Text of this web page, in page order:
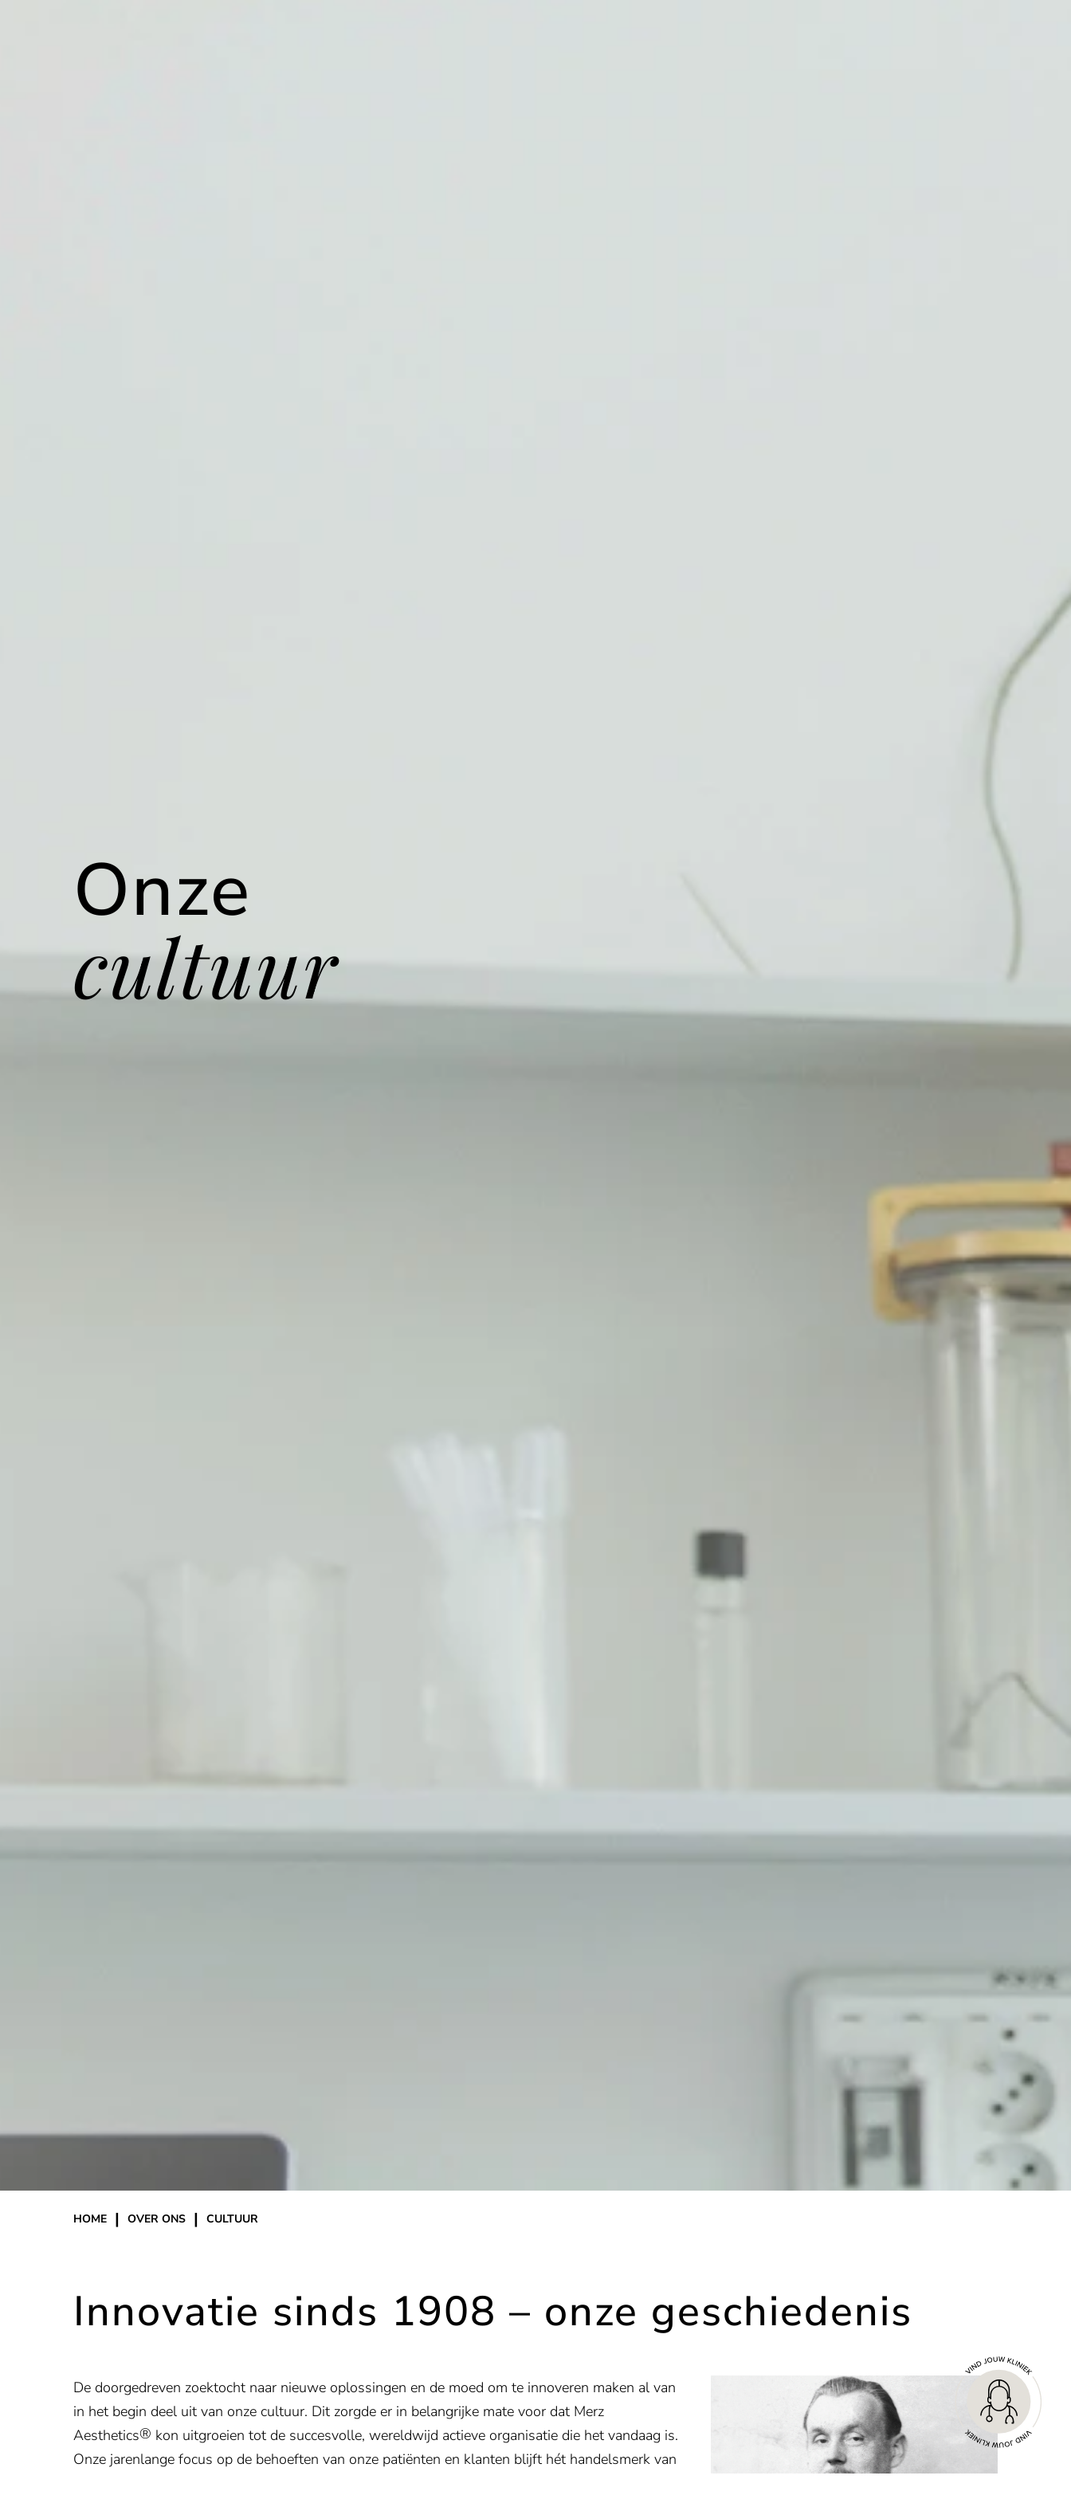
Onze
cultuur
HOME | OVER ONS | CULTUUR
Innovatie sinds 1908 – onze geschiedenis
De doorgedreven zoektocht naar nieuwe oplossingen en de moed om te innoveren maken al van
in het begin deel uit van onze cultuur. Dit zorgde er in belangrijke mate voor dat Merz
Aesthetics® kon uitgroeien tot de succesvolle, wereldwijd actieve organisatie die het vandaag is.
Onze jarenlange focus op de behoeften van onze patiënten en klanten blijft hét handelsmerk van